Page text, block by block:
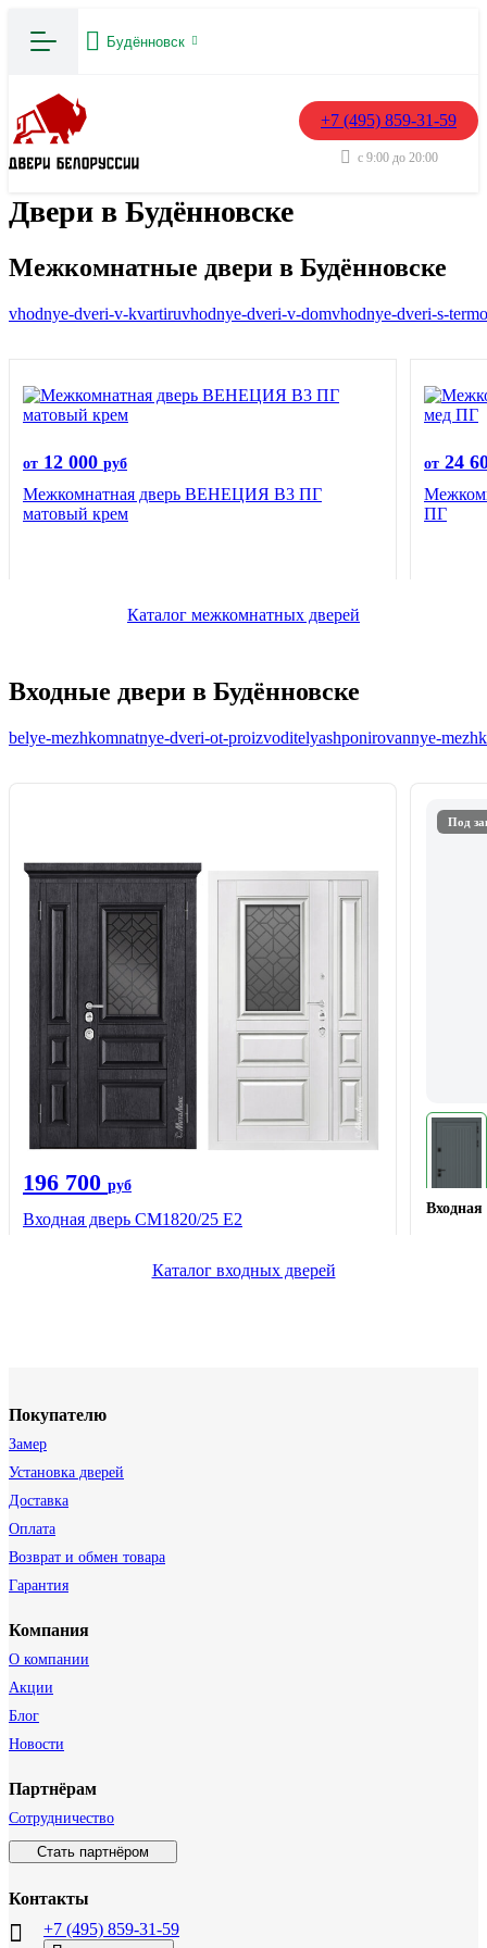
Будённовск
+7 (495) 859-31-59
с 9:00 до 20:00
Двери в Будённовске
Межкомнатные двери в Будённовске
vhodnye-dveri-v-kvartiruvhodnye-dveri-v-domvhodnye-dveri-s-
от 12 000 руб
Межкомнатная дверь ВЕНЕЦИЯ B3 ПГ
матовый крем
от 24
ПГ
Каталог межкомнатных дверей
Входные двери в Будённовске
belye-mezhkomnatnye-dveri-ot-proizvoditelyashponirovannye-
196 700 руб
Входная дверь СМ1820/25 Е2
Под
Каталог входных дверей
Покупателю
Замер
Установка дверей
Доставка
Оплата
Возврат и обмен товара
Гарантия
Компания
О компании
Акции
Блог
Новости
Партнёрам
Сотрудничество
Стать партнёром
Контакты
+7 (495) 859-31-59